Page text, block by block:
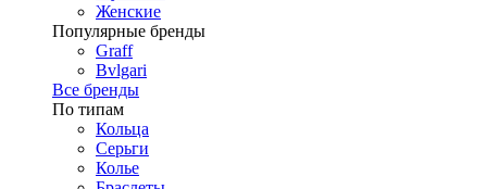
Женские
Популярные бренды
Graff
Bvlgari
Все бренды
По типам
Кольца
Серьги
Колье